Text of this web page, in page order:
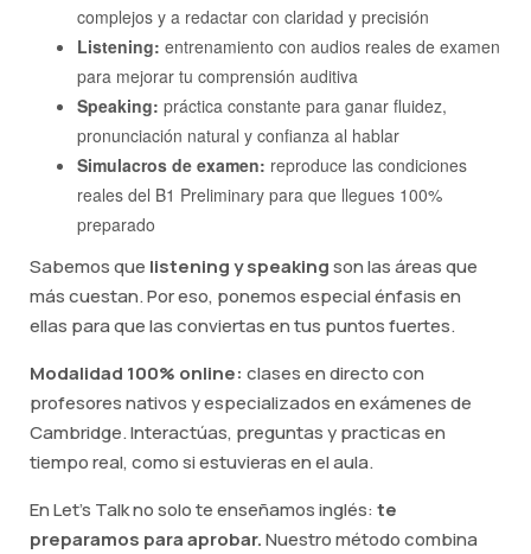
complejos y a redactar con claridad y precisión
Listening: entrenamiento con audios reales de examen
para mejorar tu comprensión auditiva
Speaking: práctica constante para ganar fluidez,
pronunciación natural y confianza al hablar
Simulacros de examen: reproduce las condiciones
reales del B1 Preliminary para que llegues 100%
preparado
Sabemos que listening y speakingson las áreas que
más cuestan. Por eso, ponemos especial énfasis en
ellas para que las conviertas en tus puntos fuertes.
Modalidad 100% online: clases en directo con
profesores nativos y especializados en exámenes de
Cambridge. Interactúas, preguntas y practicas en
tiempo real, como si estuvieras en el aula.
En Let's Talk no solo te enseñamos inglés: te
preparamos para aprobar.Nuestro método combina